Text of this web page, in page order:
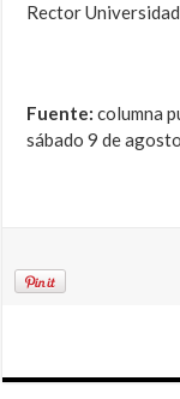
Rector
Fuente: columna
sábado 9 de